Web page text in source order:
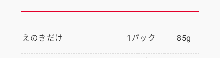
えのきだけ 1パック 85g